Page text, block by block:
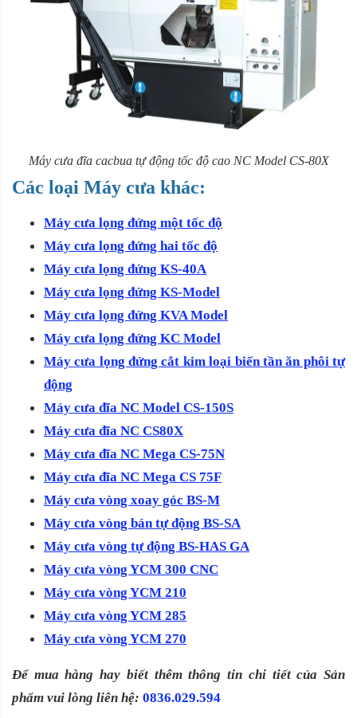
Máy cưa đĩa cacbua tự động tốc độ cao NC Model CS-80X
Các loại Máy cưa khác:
Máy cưa lọng đứng một tốc độ
Máy cưa lọng đứng hai tốc độ
Máy cưa lọng đứng KS-40A
Máy cưa lọng đứng KS-Model
Máy cưa lọng đứng KVA Model
Máy cưa lọng đứng KC Model
Máy cưa lọng đứng cắt kim loại biến tần ăn phôi tự
động
Máy cưa đĩa NC Model CS-150S
Máy cưa đĩa NC CS80X
Máy cưa đĩa NC Mega CS-75N
Máy cưa đĩa NC Mega CS 75F
Máy cưa vòng xoay góc BS-M
Máy cưa vòng bán tự động BS-SA
Máy cưa vòng tự động BS-HAS GA
Máy cưa vòng YCM 300 CNC
Máy cưa vòng YCM 210
Máy cưa vòng YCM 285
Máy cưa vòng YCM 270
Để mua hàng hay biết thêm thông tin chi tiết của Sản
phẩm vui lòng liên hệ: 0836.029.594